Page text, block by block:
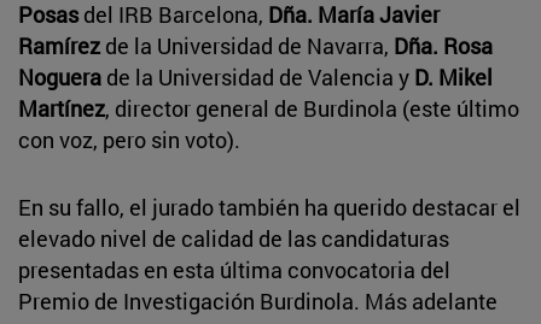
Posasdel IRB Barcelona, Dña. María Javier
Ramírez de la Universidad de Navarra, Dña. Rosa
Noguera de la Universidad de Valencia y D. Mikel
Martínez, director general de Burdinola (este último
con voz, pero sin voto).
En su fallo, el jurado también ha querido destacar el
elevado nivel de calidad de las candidaturas
presentadas en esta última convocatoria del
Premio de Investigación Burdinola. Más adelante